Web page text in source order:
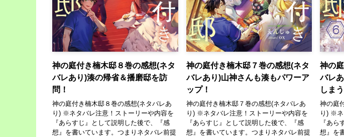
神の庭付き楠木邸８巻の感想(ネタ
バレあり)湊の帰省＆播磨邸を訪
問！
神の庭付き楠木邸８巻の感想(ネタバレあ
り) ※ネタバレ注意！ストーリーや内容を
『あらすじ』として説明した後で、『感
想』を書いています。つまりネタバレ前提
神の庭付き楠木邸７巻の感想(ネタ
バレあり)山神さんも湊もパワーア
ップ！
神の庭付き楠木邸７巻の感想(ネタバレあ
り) ※ネタバレ注意！ストーリーや内容を
『あらすじ』として説明した後で、『感
想』を書いています。つまりネタバレ前提
神の
バレ
しまう
神の庭
り) ※ネ
『あ
想』を